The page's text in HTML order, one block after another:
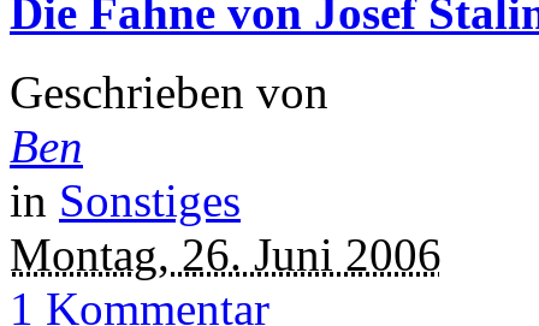
Die Fahne von Josef
Geschrieben von
Ben
in Sonstiges
Montag, 26. Juni 2006
1 Kommentar